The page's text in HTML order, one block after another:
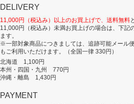
DELIVERY
11,000円（税込み）以上のお買上げで、送料無料
11,000円（税込み）未満お買上げの場合は、下記
ます。
※一部対象商品につきましては、追跡可能メール
もご利用いただけます。（全国一律 330円）
北海道 1,100円
本州・四国・九州 770円
沖縄・離島 1,430円
PAYMENT